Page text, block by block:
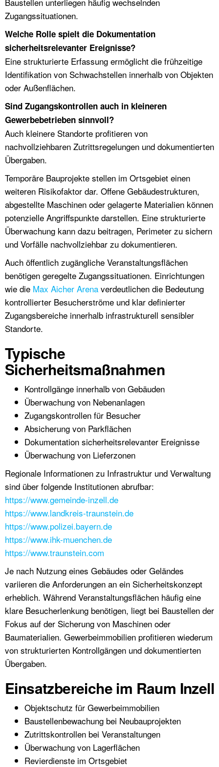
Zugangssituationen.
Welche Rolle spielt die Dokumentation
sicherheitsrelevanter Ereignisse?
Eine strukturierte Erfassung ermöglicht die frühzeitige
Identifikation von Schwachstellen innerhalb von Objekten
oder Außenflächen.
Sind Zugangskontrollen auch in kleineren
Gewerbebetrieben sinnvoll?
Auch kleinere Standorte profitieren von
nachvollziehbaren Zutrittsregelungen und dokumentierten
Übergaben.
Temporäre Bauprojekte stellen im Ortsgebiet einen
weiteren Risikofaktor dar. Offene Gebäudestrukturen,
abgestellte Maschinen oder gelagerte Materialien können
potenzielle Angriffspunkte darstellen. Eine strukturierte
Überwachung kann dazu beitragen, Perimeter zu sichern
und Vorfälle nachvollziehbar zu dokumentieren.
Auch öffentlich zugängliche Veranstaltungsflächen
benötigen geregelte Zugangssituationen. Einrichtungen
wie die Max Aicher Arena verdeutlichen die Bedeutung
kontrollierter Besucherströme und klar definierter
Zugangsbereiche innerhalb infrastrukturell sensibler
Standorte.
Typische
Sicherheitsmaßnahmen
Kontrollgänge innerhalb von Gebäuden
Überwachung von Nebenanlagen
Zugangskontrollen für Besucher
Absicherung von Parkflächen
Dokumentation sicherheitsrelevanter Ereignisse
Überwachung von Lieferzonen
Regionale Informationen zu Infrastruktur und Verwaltung
sind über folgende Institutionen abrufbar:
https://www.gemeinde-inzell.de
https://www.landkreis-traunstein.de
https://www.polizei.bayern.de
https://www.ihk-muenchen.de
https://www.traunstein.com
Je nach Nutzung eines Gebäudes oder Geländes
variieren die Anforderungen an ein Sicherheitskonzept
erheblich. Während Veranstaltungsflächen häufig eine
klare Besucherlenkung benötigen, liegt bei Baustellen der
Fokus auf der Sicherung von Maschinen oder
Baumaterialien. Gewerbeimmobilien profitieren wiederum
von strukturierten Kontrollgängen und dokumentierten
Übergaben.
Einsatzbereiche im Raum Inzell
Objektschutz für Gewerbeimmobilien
Baustellenbewachung bei Neubauprojekten
Zutrittskontrollen bei Veranstaltungen
Überwachung von Lagerflächen
Revierdienste im Ortsgebiet